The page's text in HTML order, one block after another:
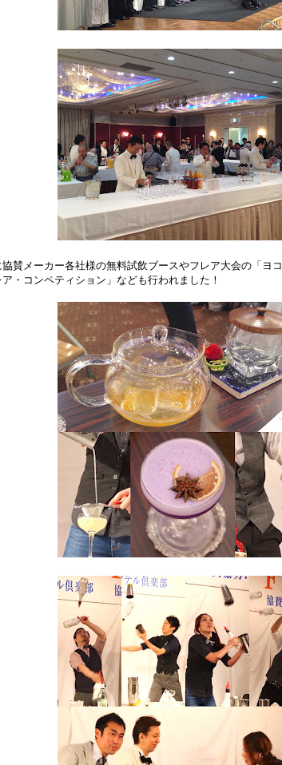
協賛メーカー各社様の無料試飲ブースやフレア大会の「ヨ
ア・コンペティション」なども行われました！